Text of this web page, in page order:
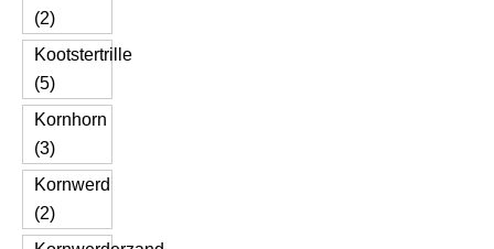
(2)
Kootstertrille
(5)
Kornhorn
(3)
Kornwerd
(2)